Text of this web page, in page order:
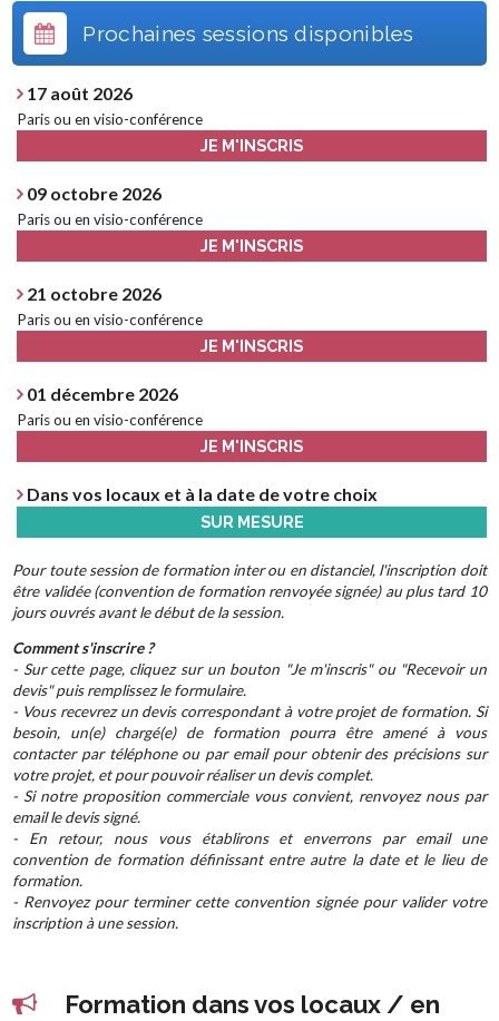
Prochaines sessions disponibles
17 août 2026
Paris ou en visio-conférence
JE M'INSCRIS
09 octobre 2026
Paris ou en visio-conférence
JE M'INSCRIS
21 octobre 2026
Paris ou en visio-conférence
JE M'INSCRIS
01 décembre 2026
Paris ou en visio-conférence
JE M'INSCRIS
Dans vos locaux et à la date de votre choix
SUR MESURE
Pour toute session de formation inter ou en distanciel, l'inscription doit
être validée (convention de formation renvoyée signée) au plus tard 10
jours ouvrés avant le début de la session.
Comment s'inscrire ?
- Sur cette page, cliquez sur un bouton "Je m'inscris" ou "Recevoir un
devis" puis remplissez le formulaire.
- Vous recevrez un devis correspondant à votre projet de formation. Si
besoin, un(e) chargé(e) de formation pourra être amené à vous
contacter par téléphone ou par email pour obtenir des précisions sur
votre projet, et pour pouvoir réaliser un devis complet.
- Si notre proposition commerciale vous convient, renvoyez nous par
email le devis signé.
- En retour, nous vous établirons et enverrons par email une
convention de formation définissant entre autre la date et le lieu de
formation.
- Renvoyez pour terminer cette convention signée pour valider votre
inscription à une session.
Formation dans vos locaux / en